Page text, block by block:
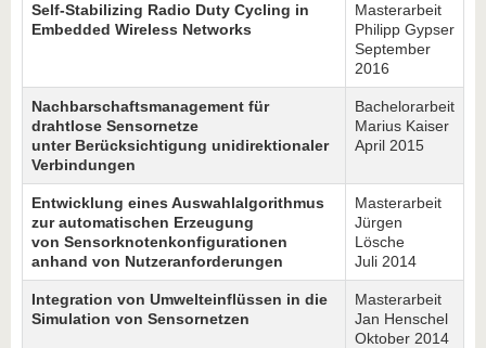
Self-Stabilizing Radio Duty Cycling in
Embedded Wireless Networks
Masterarbeit
Philipp Gypser
September
2016
Nachbarschaftsmanagement für
drahtlose Sensornetze
unter Berücksichtigung unidirektionaler
Verbindungen
Bachelorarbeit
Marius Kaiser
April 2015
Entwicklung eines Auswahlalgorithmus
zur automatischen Erzeugung
von Sensorknotenkonfigurationen
anhand von Nutzeranforderungen
Masterarbeit
Jürgen
Lösche
Juli 2014
Integration von Umwelteinflüssen in die
Simulation von Sensornetzen
Masterarbeit
Jan Henschel
Oktober 2014